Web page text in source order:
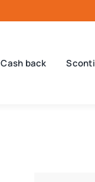
Cash back Sconti